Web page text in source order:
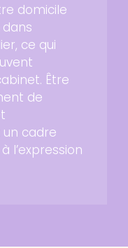
domicile
ce qui
Être
de
cadre
l’expression